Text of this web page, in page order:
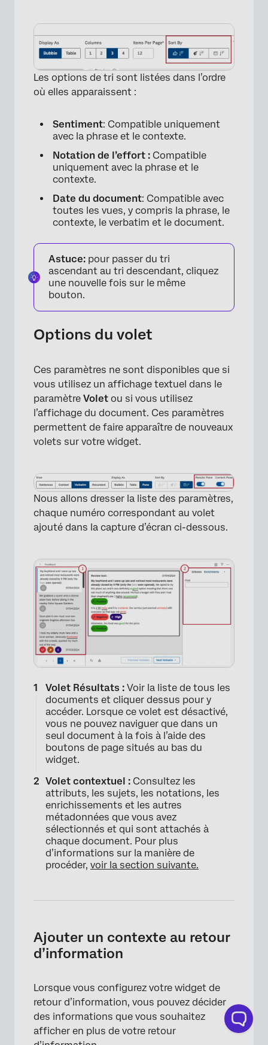
×
×
Les options de tri sont listées dans l’ordre
où elles apparaissent :
Sentiment: Compatible uniquement
avec la phrase et le contexte.
Notation de l’effort : Compatible
uniquement avec la phrase et le
contexte.
Date du document: Compatible avec
toutes les vues, y compris la phrase, le
contexte, le verbatim et le document.
Astuce: pour passer du tri
ascendant au tri descendant, cliquez
une nouvelle fois sur le même
bouton.
Options du volet
Ces paramètres ne sont disponibles que si
vous utilisez un affichage textuel dans le
paramètre Volet ou si vous utilisez
l’affichage du document. Ces paramètres
permettent de faire apparaître de nouveaux
volets sur votre widget.
×
Nous allons dresser la liste des paramètres,
chaque numéro correspondant au volet
ajouté dans la capture d’écran ci-dessous.
Volet Résultats : Voir la liste de tous les
documents et cliquer dessus pour y
accéder. Lorsque ce volet est désactivé,
vous ne pouvez naviguer que dans un
seul document à la fois à l’aide des
boutons de page situés au bas du
widget.
Volet contextuel : Consultez les
attributs, les sujets, les notations, les
enrichissements et les autres
métadonnées que vous avez
sélectionnés et qui sont attachés à
chaque document. Pour plus
d’informations sur la manière de
procéder, voir la section suivante.
Ajouter un contexte au retour
d’information
Lorsque vous configurez votre widget de
retour d’information, vous pouvez décider
des informations que vous souhaitez
afficher en plus de votre retour